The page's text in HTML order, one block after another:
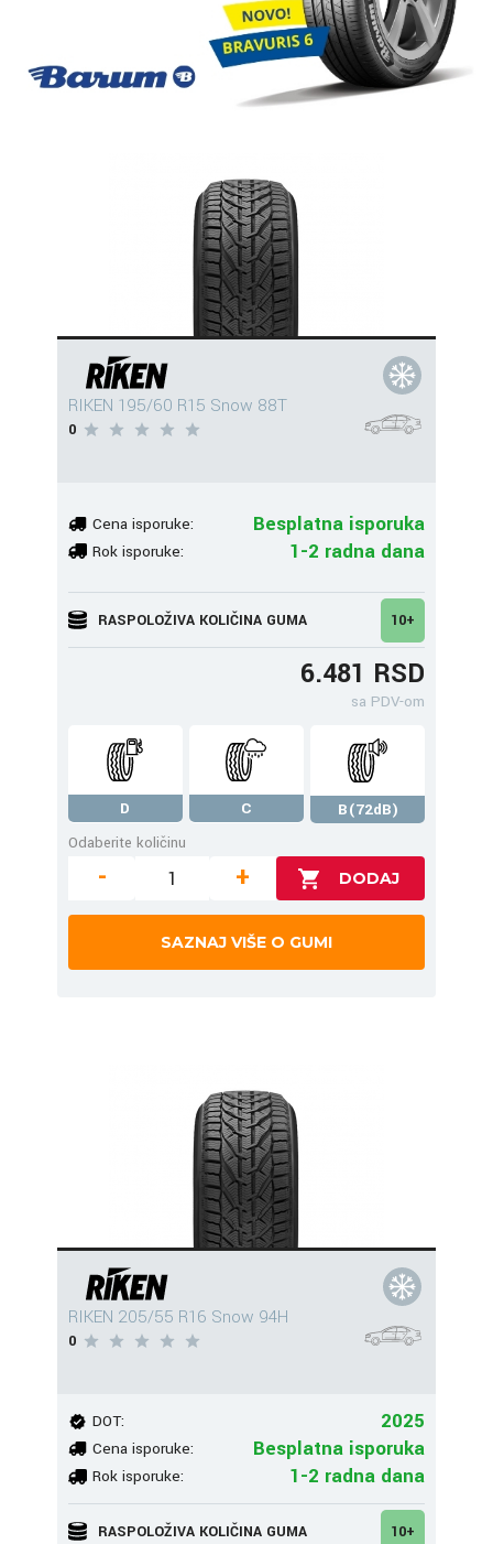
RIKEN 195/60 R15 Snow 88T
0
Cena isporuke: Besplatna isporuka
Rok isporuke: 1-2 radna dana
RASPOLOŽIVA KOLIČINA GUMA 10+
6.481 RSD
sa PDV-om
D C
B(72dB)
Odaberite količinu
- +
SAZNAJ VIŠE O GUMI
RIKEN 205/55 R16 Snow 94H
0
DOT: 2025
Cena isporuke: Besplatna isporuka
Rok isporuke: 1-2 radna dana
RASPOLOŽIVA KOLIČINA GUMA 10+